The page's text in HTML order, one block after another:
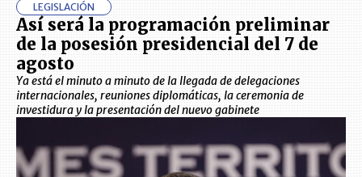
LEGISLACIÓN
Así será la programación preliminar
de la posesión presidencial del 7 de
agosto
Ya está el minuto a minuto de la llegada de delegaciones
internacionales, reuniones diplomáticas, la ceremonia de
investidura y la presentación del nuevo gabinete